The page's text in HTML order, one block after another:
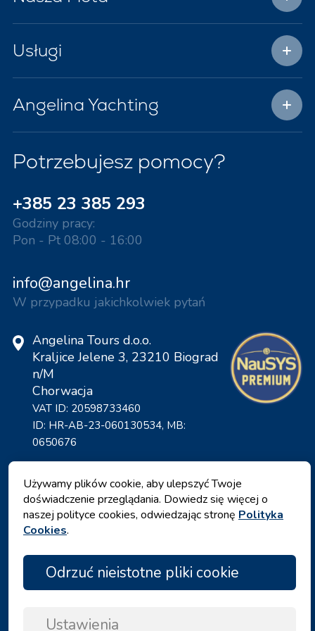
Usługi
Angelina Yachting
Potrzebujesz pomocy?
+385 23 385 293
Godziny pracy:
Pon - Pt 08:00 - 16:00
info@angelina.hr
W przypadku jakichkolwiek pytań
Angelina Tours d.o.o.
Kraljice Jelene 3, 23210 Biograd
n/M
Chorwacja
VAT ID: 20598733460
ID: HR-AB-23-060130534, MB:
0650676
Copyright © 2026 by Angelina Tours d.o.o.
Używamy plików cookie, aby ulepszyć Twoje
doświadczenie przeglądania. Dowiedz się więcej o
naszej polityce cookies, odwiedzając stronę Polityka
Cookies.
Odrzuć nieistotne pliki cookie
Ustawienia